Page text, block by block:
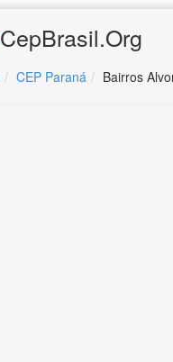
CepBrasil.Org
CEP Paraná Bairros